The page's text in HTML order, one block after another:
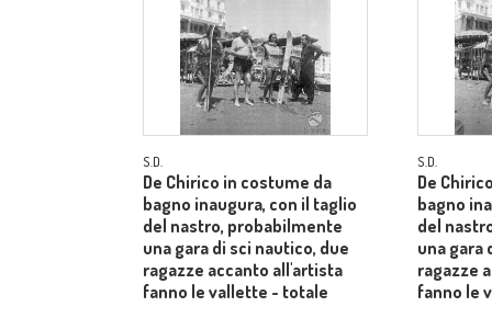
S.D.
De Chirico in costume da
bagno inaugura, con il taglio
del nastro, probabilmente
una gara di sci nautico, due
ragazze accanto all'artista
fanno le vallette - totale
S.D.
De
bagno
del
una gara
ragazze
fanno le